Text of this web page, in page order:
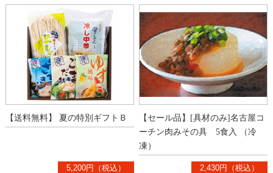
【送料無料】 夏の特別ギフトＢ
5,200円（税込）
【セール品】[具材のみ]名古屋コ
ーチン肉みその具 5食入 （冷
凍）
2,430円（税込）